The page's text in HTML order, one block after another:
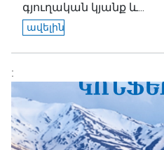
գյուղական կյանք և...
ավելին